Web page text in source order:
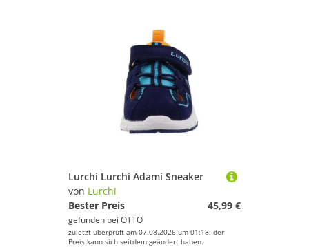
Lurchi Lurchi Adami Sneaker
von Lurchi
Bester Preis
45,99 €
gefunden bei OTTO
zuletzt überprüft am 07.08.2026 um 01:18; der
Preis kann sich seitdem geändert haben.